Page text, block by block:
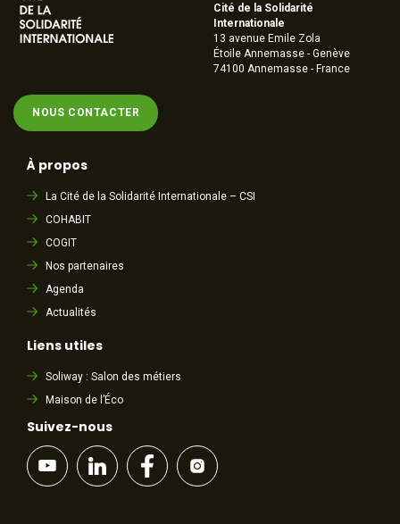
NOUS CONTACTER
Cité de la Solidarité
Internationale
13 avenue Emile Zola
Étoile Annemasse - Genève
74100 Annemasse - France
À propos
La Cité de la Solidarité Internationale – CSI
COHABIT
COGIT
Nos partenaires
Agenda
Actualités
Liens utiles
Soliway : Salon des métiers
Maison de l’Éco
Suivez-nous